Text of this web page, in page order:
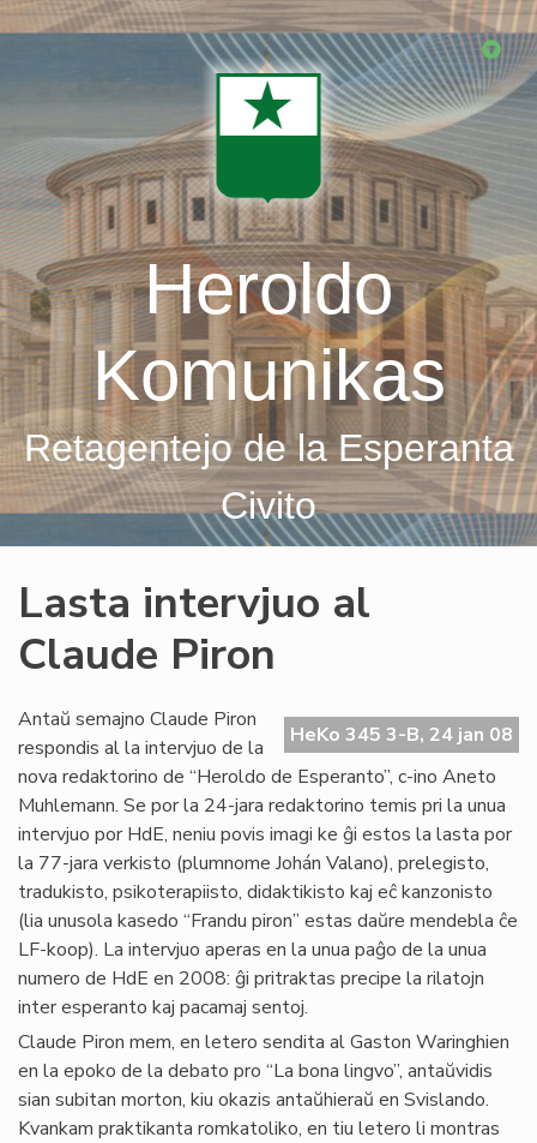
Skip
Heroldo
Komunikas
Retagentejo de la Esperanta
Civito
Lasta intervjuo al
Claude Piron
HeKo 345 3-B, 24 jan 08
Antaŭ semajno Claude Piron
respondis al la intervjuo de la
nova redaktorino de “Heroldo de Esperanto”, c-ino Aneto
Muhlemann. Se por la 24-jara redaktorino temis pri la unua
intervjuo por HdE, neniu povis imagi ke ĝi estos la lasta por
la 77-jara verkisto (plumnome Johán Valano), prelegisto,
tradukisto, psikoterapiisto, didaktikisto kaj eĉ kanzonisto
(lia unusola kasedo “Frandu piron” estas daŭre mendebla ĉe
LF-koop). La intervjuo aperas en la unua paĝo de la unua
numero de HdE en 2008: ĝi pritraktas precipe la rilatojn
inter esperanto kaj pacamaj sentoj.
Claude Piron mem, en letero sendita al Gaston Waringhien
en la epoko de la debato pro “La bona lingvo”, antaŭvidis
sian subitan morton, kiu okazis antaŭhieraŭ en Svislando.
Kvankam praktikanta romkatoliko, en tiu letero li montras